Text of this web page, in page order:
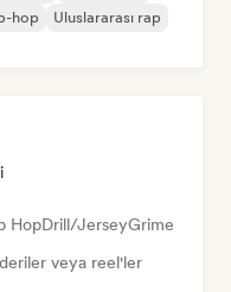
hop
Uluslararası rap
HopDrill/JerseyGrime
veya reel'ler